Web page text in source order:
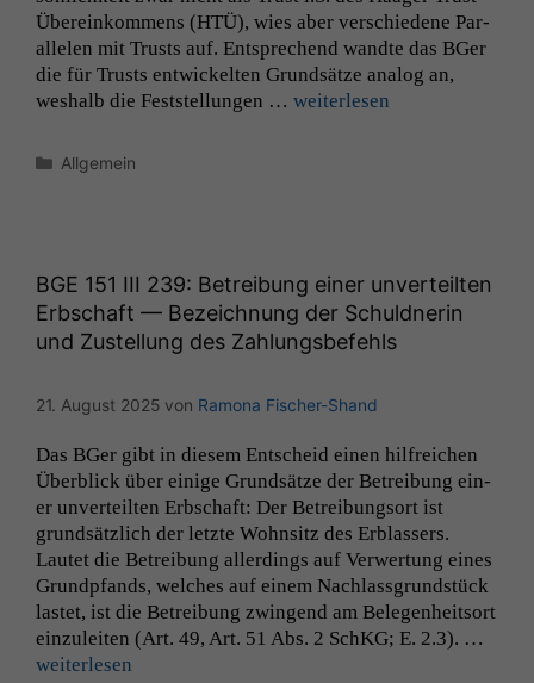
Übereinkom­­mens (HTÜ), wies aber ver­schiedene Par­
al­le­len mit Trusts auf. Entsprechend wandte das BGer
die für Trusts entwick­el­ten Grund­sätze ana­log an,
weshalb die Fest­stel­lun­gen … weit­er­lesen
Kategorien
Allgemein
BGE 151 III 239: Betreibung einer unverteilten
Erbschaft — Bezeichnung der Schuldnerin
und Zustellung des Zahlungsbefehls
21. August 2025 von Ramona Fischer-Shand
Das BGer gibt in diesem Entscheid einen hil­fre­ichen
Überblick über einige Grund­sätze der Betrei­bung ein­
er unverteil­ten Erb­schaft: Der Betrei­bung­sort ist
grund­sät­zlich der let­zte Wohn­sitz des Erblassers.
Lautet die Betrei­bung allerd­ings auf Ver­w­er­tung eines
Grundp­fands, welch­es auf einem Nach­lass­grund­stück
lastet, ist die Betrei­bung zwin­gend am Bele­gen­heit­sort
einzuleit­en (Art. 49, Art. 51 Abs. 2 SchKG; E. 2.3). …
weit­er­lesen